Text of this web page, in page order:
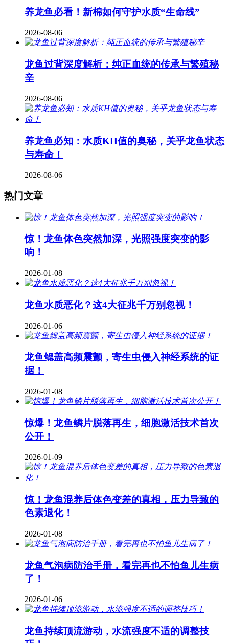
养龙鱼必看！新棉如何守护水质“生命线”
2026-08-06
龙鱼过背深度解析：纯正血统的传承与繁殖秘
辛
2026-08-06
养龙鱼必知：水质KH值的奥秘，关乎龙鱼状态
与寿命！
2026-08-06
热门文章
惊！龙鱼体色突然加深，光照强度突变的影
响！
2026-01-08
龙鱼水质恶化？这4大征兆千万别忽视！
2026-01-06
龙鱼鳃盖高频震颤，寄生虫侵入神经系统的证
据！
2026-01-08
惊爆！龙鱼鳞片脱落再生，细胞激活技术首次
公开！
2026-01-09
惊！龙鱼混养后体色变差的真相，压力导致的
色素退化！
2026-01-08
龙鱼气泡病防治手册，看完再也不怕鱼儿生病
了！
2026-01-06
龙鱼持续顶流游动，水流强度不适的调整技